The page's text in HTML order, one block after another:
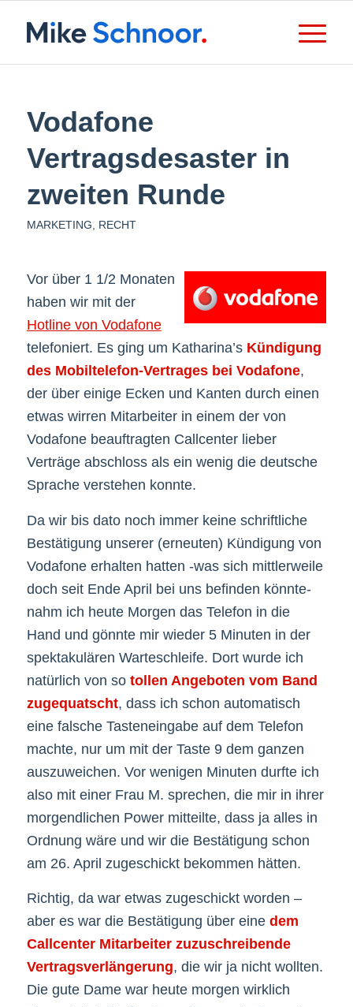
Vodafone
Vertragsdesaster in
zweiten Runde
MARKETING RECHT
Vor über 1 1/2 Monaten
haben wir mit der
Hotline von Vodafone
telefoniert. Es ging um Katharina’s Kündigung
des Mobiltelefon-Vertrages bei Vodafone,
der über einige Ecken und Kanten durch einen
etwas wirren Mitarbeiter in einem der von
Vodafone beauftragten Callcenter lieber
Verträge abschloss als ein wenig die deutsche
Sprache verstehen konnte.
Da wir bis dato noch immer keine schriftliche
Bestätigung unserer (erneuten) Kündigung von
Vodafone erhalten hatten -was sich mittlerweile
doch seit Ende April bei uns befinden könnte-
nahm ich heute Morgen das Telefon in die
Hand und gönnte mir wieder 5 Minuten in der
spektakulären Warteschleife. Dort wurde ich
natürlich von so tollen Angeboten vom Band
zugequatscht, dass ich schon automatisch
eine falsche Tasteneingabe auf dem Telefon
machte, nur um mit der Taste 9 dem ganzen
auszuweichen. Vor wenigen Minuten durfte ich
also mit einer Frau M. sprechen, die mir in ihrer
morgendlichen Power mitteilte, dass ja alles in
Ordnung wäre und wir die Bestätigung schon
am 26. April zugeschickt bekommen hätten.
Richtig, da war etwas zugeschickt worden –
aber es war die Bestätigung über eine dem
Callcenter Mitarbeiter zuzuschreibende
Vertragsverlängerung, die wir ja nicht wollten.
Die gute Dame war heute morgen wirklich